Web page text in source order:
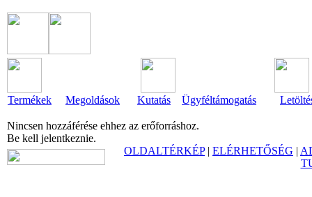
Termékek Megoldások Kutatás Ügyféltámogatás
Nincsen hozzáférése ehhez az erőforráshoz.
Be kell jelentkeznie.
OLDALTÉRKÉP| ELÉRHETŐSÉG |